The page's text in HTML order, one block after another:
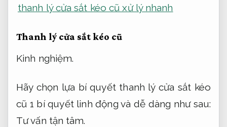
thanh lý cửa sắt kéo cũ xử lý nhanh
Thanh lý cửa sắt kéo cũ
Kinh nghiệm.
Hãy chọn lựa bí quyết thanh lý cửa sắt kéo
cũ 1 bí quyết linh động và dễ dàng như sau:
Tư vấn tận tâm.